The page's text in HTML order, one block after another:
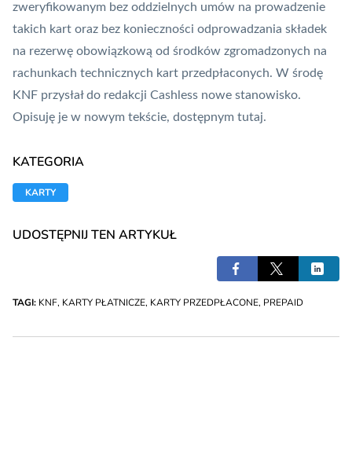
zweryfikowanym bez oddzielnych umów na prowadzenie
takich kart oraz bez konieczności odprowadzania składek
na rezerwę obowiązkową od środków zgromadzonych na
rachunkach technicznych kart przedpłaconych. W środę
KNF przysłał do redakcji Cashless nowe stanowisko.
Opisuję je w nowym tekście, dostępnym tutaj.
KATEGORIA
KARTY
UDOSTĘPNIJ TEN ARTYKUŁ
TAGI: KNF, KARTY PŁATNICZE, KARTY PRZEDPŁACONE, PREPAID